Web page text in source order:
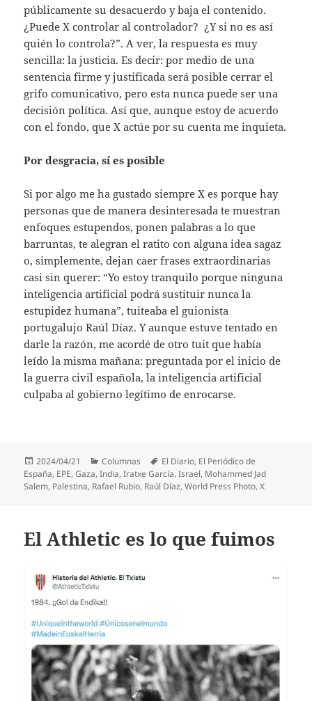
públicamente su desacuerdo y baja el contenido.
¿Puede X controlar al controlador? ¿Y si no es así
quién lo controla?”. A ver, la respuesta es muy
sencilla: la justicia. Es decir: por medio de una
sentencia firme y justificada será posible cerrar el
grifo comunicativo, pero esta nunca puede ser una
decisión política. Así que, aunque estoy de acuerdo
con el fondo, que X actúe por su cuenta me inquieta.
Por desgracia, sí es posible
Si por algo me ha gustado siempre X es porque hay
personas que de manera desinteresada te muestran
enfoques estupendos, ponen palabras a lo que
barruntas, te alegran el ratito con alguna idea sagaz
o, simplemente, dejan caer frases extraordinarias
casi sin querer: “Yo estoy tranquilo porque ninguna
inteligencia artificial podrá sustituir nunca la
estupidez humana”, tuiteaba el guionista
portugalujo Raúl Díaz. Y aunque estuve tentado en
darle la razón, me acordé de otro tuit que había
leído la misma mañana: preguntada por el inicio de
la guerra civil española, la inteligencia artificial
culpaba al gobierno legítimo de enrocarse.
Publicado
el
2024/04/21 Categorías
Columnas Etiquetas
El Diario, El Periódico de
España, EPE,Gaza,India,Iratxe García,Israel, Mohammed Jad
Salem, Palestina, Rafael Rubio, Raúl Díaz,World Press Photo,X
El Athletic es lo que fuimos